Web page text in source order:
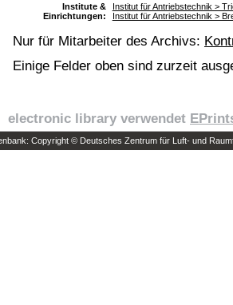
Institute &
Einrichtungen:
Institut für Antriebstechnik >
Institut für Antriebstechnik >
Nur für Mitarbeiter des Archivs:
Einige Felder oben sind zurzeit
electronic library verwendet
Copyright © Deutsches Zentrum für Luft- und